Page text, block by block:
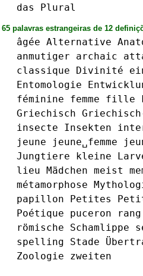
das Plural
65 palavras estrangeiras de 12
âgée Alternative
anmutiger
archaic
classique
Divinité
Entomologie
féminine
femme fille
Griechisch
insecte
Insekten
jeune
jeune␣femme
Jungtiere
kleine
lieu Mädchen meist
métamorphose
papillon
Petites
Poétique
puceron rang
römische
Schamlippe
spelling
Stade
Zoologie
zweiten